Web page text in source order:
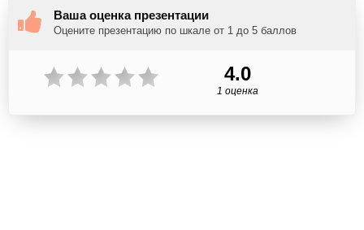
Ваша оценка презентации
Оцените презентацию по шкале от 1 до 5 баллов
4.0
1 оценка